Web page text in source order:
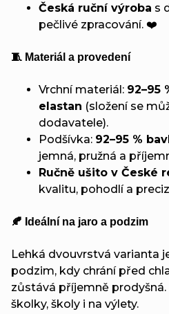
Česká ruční výroba s
pečlivé zpracování. ❤️
🧵 Materiál a provedení
Vrchní materiál: 92–95
elastan (složení se
dodavatele).
Podšívka: 92–95 %
jemná, pružná a
Ručně ušito v České
kvalitu, pohodlí a
🍂 Ideální na jaro a podzim
Lehká dvouvrstvá varianta
podzim, kdy chrání před
zůstává příjemně
školky, školy i na výlety.